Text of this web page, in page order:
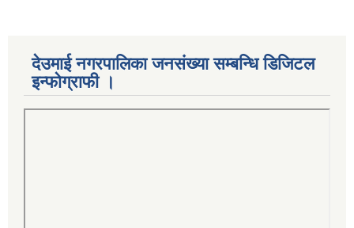
देउमाई नगरपालिका जनसंख्या सम्बन्धि डिजिटल
इन्फोग्राफी ।